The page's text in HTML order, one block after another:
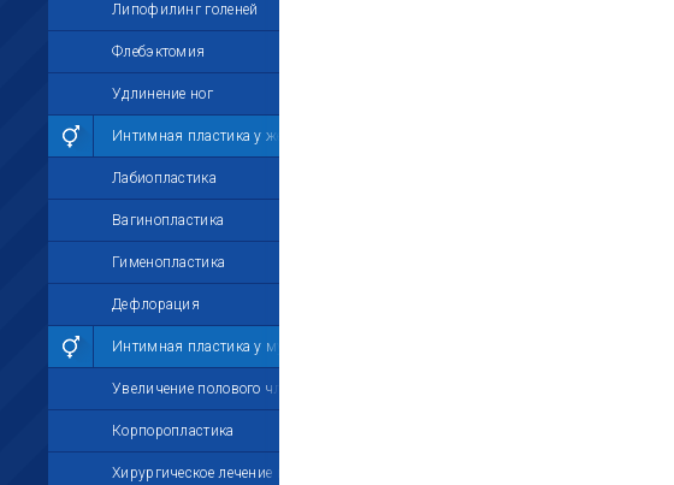
Липофилинг голеней
Флебэктомия
Удлинение ног
Интимная пластика у женщин
Лабиопластика
Вагинопластика
Гименопластика
Дефлорация
Интимная пластика у мужчин
Увеличение полового члена
Корпоропластика
Хирургическое лечение импотенции